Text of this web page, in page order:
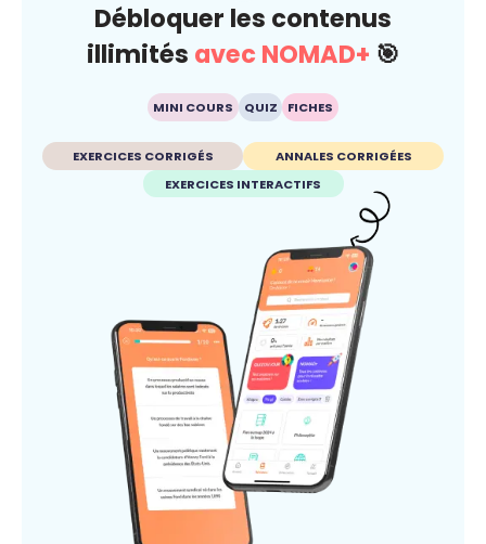
Débloquer les contenus
illimités avec NOMAD+ 🎯
MINI COURS QUIZ FICHES
EXERCICES CORRIGÉS
ANNALES CORRIGÉES
EXERCICES INTERACTIFS